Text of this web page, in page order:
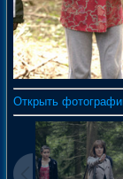
Открыть